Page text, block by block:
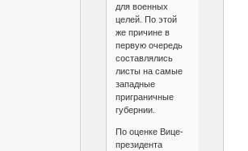
для военных
целей. По этой
же причине в
первую очередь
составлялись
листы на самые
западные
приграничные
губернии.
По оценке Вице-
президента